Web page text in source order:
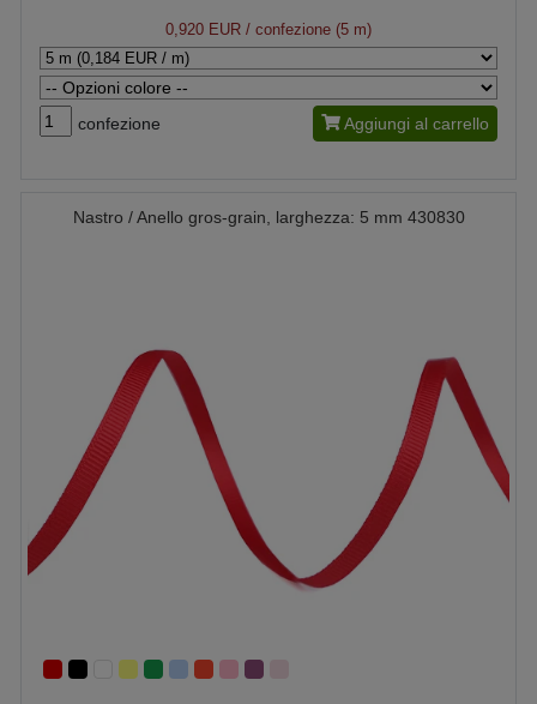
0,920 EUR / confezione (5 m)
confezione Aggiungi al carrello
Nastro / Anello gros-grain, larghezza: 5 mm 430830